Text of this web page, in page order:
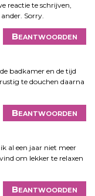
reactie te schrijven,
Sorry.
Beantwoorden
badkamer en de tijd
te douchen daarna
Beantwoorden
al een jaar niet meer
om lekker te relaxen
Beantwoorden